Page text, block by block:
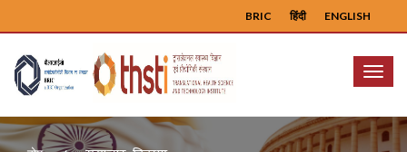
ENGLISH
हिंदी
BRIC
Menu